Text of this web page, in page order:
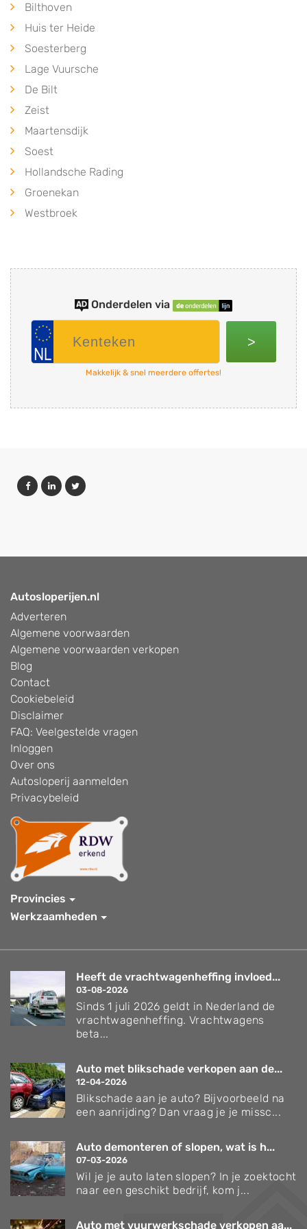
Bilthoven
Huis ter Heide
Soesterberg
Lage Vuursche
De Bilt
Zeist
Maartensdijk
Soest
Hollandsche Rading
Groenekan
Westbroek
Onderdelen via
>
Makkelijk & snel meerdere offertes!
Autosloperijen.nl
Adverteren
Algemene voorwaarden
Algemene voorwaarden verkopen
Blog
Contact
Cookiebeleid
Disclaimer
FAQ: Veelgestelde vragen
Inloggen
Over ons
Autosloperij aanmelden
Privacybeleid
Provincies
Werkzaamheden
Heeft de vrachtwagenheffing invloed...
03-08-2026
Sinds 1 juli 2026 geldt in Nederland de
vrachtwagenheffing. Vrachtwagens
beta...
Auto met blikschade verkopen aan de...
12-04-2026
Blikschade aan je auto? Bijvoorbeeld na
een aanrijding? Dan vraag je je missc...
Auto demonteren of slopen, wat is h...
07-03-2026
Wil je je auto laten slopen? In je zoektocht
naar een geschikt bedrijf, kom j...
Auto met vuurwerkschade verkopen aa...